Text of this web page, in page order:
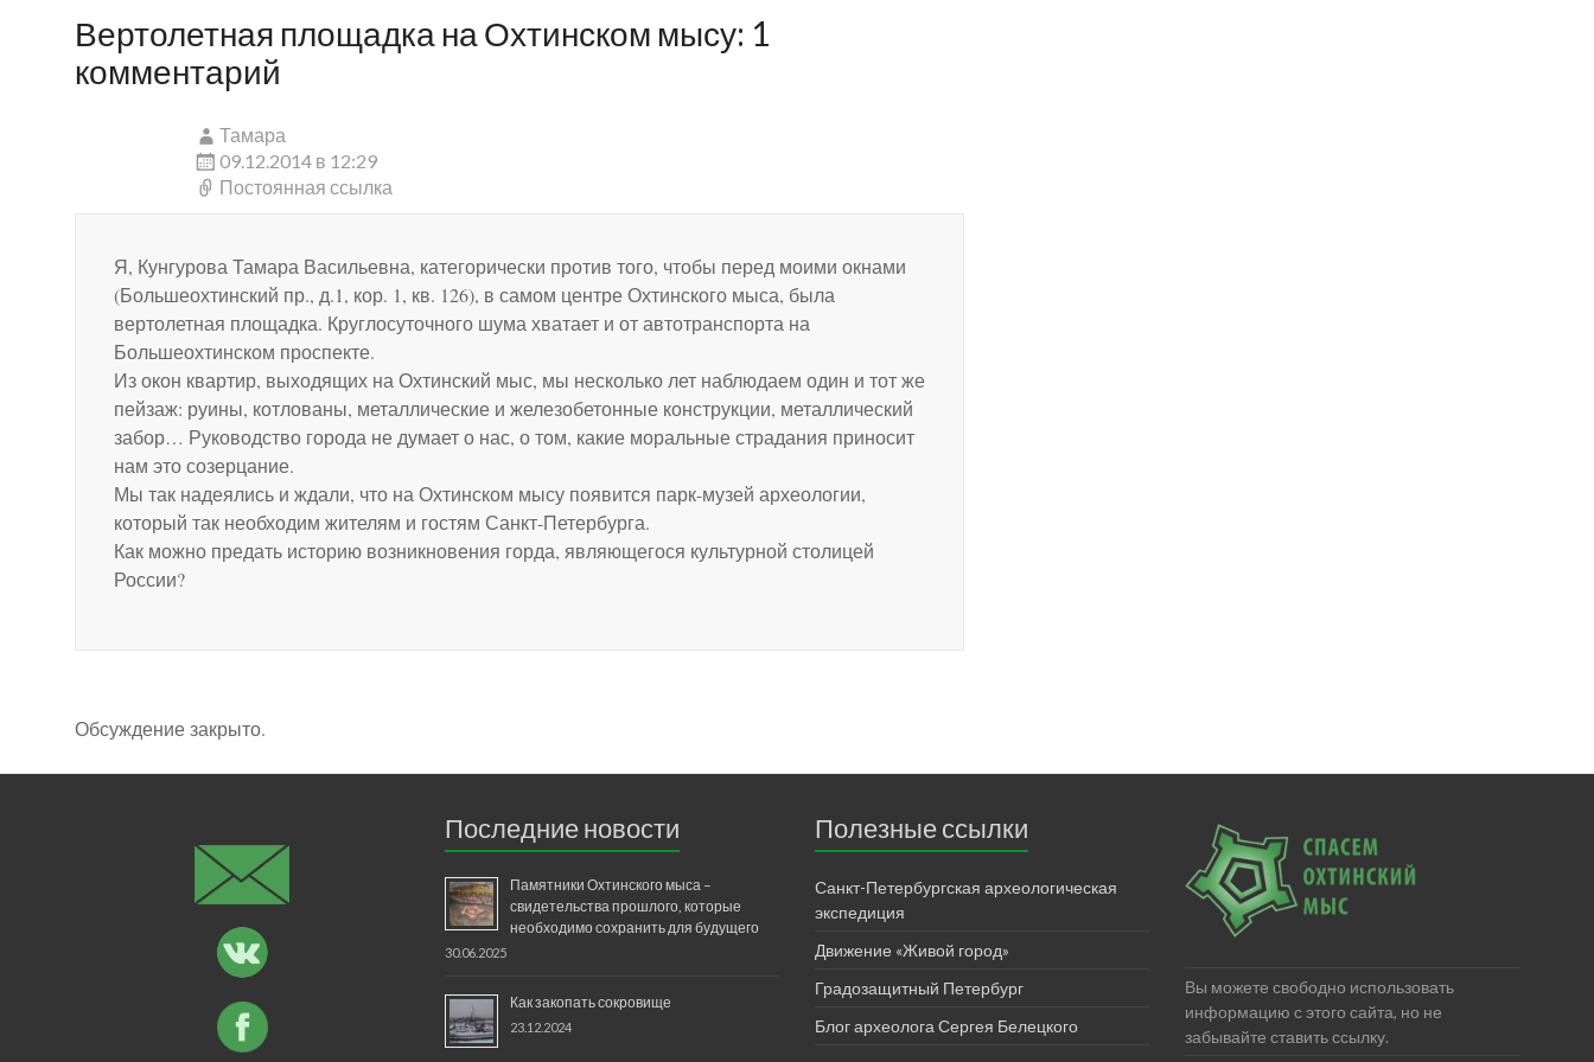
Вертолетная площадка на Охтинском мысу: 1
комментарий
Тамара
09.12.2014 в 12:29
Постоянная ссылка
Я, Кунгурова Тамара Васильевна, категорически против того, чтобы перед моими окнами
(Большеохтинский пр., д.1, кор. 1, кв. 126), в самом центре Охтинского мыса, была
вертолетная площадка. Круглосуточного шума хватает и от автотранспорта на
Большеохтинском проспекте.
Из окон квартир, выходящих на Охтинский мыс, мы несколько лет наблюдаем один и тот же
пейзаж: руины, котлованы, металлические и железобетонные конструкции, металлический
забор… Руководство города не думает о нас, о том, какие моральные страдания приносит
нам это созерцание.
Мы так надеялись и ждали, что на Охтинском мысу появится парк-музей археологии,
который так необходим жителям и гостям Санкт-Петербурга.
Как можно предать историю возникновения горда, являющегося культурной столицей
России?
Обсуждение закрыто.
Последние новости
Памятники Охтинского мыса –
свидетельства прошлого, которые
необходимо сохранить для будущего
30.06.2025
Как закопать сокровище
23.12.2024
Полезные ссылки
Санкт-Петербургская археологическая
экспедиция
Движение «Живой город»
Градозащитный Петербург
Блог археолога Сергея Белецкого
Вы можете свободно использовать
информацию с этого сайта, но не
забывайте ставить ссылку.